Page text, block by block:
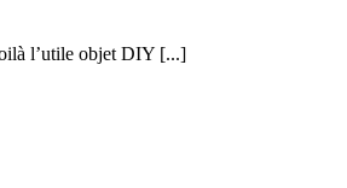
l’utile objet DIY [...]